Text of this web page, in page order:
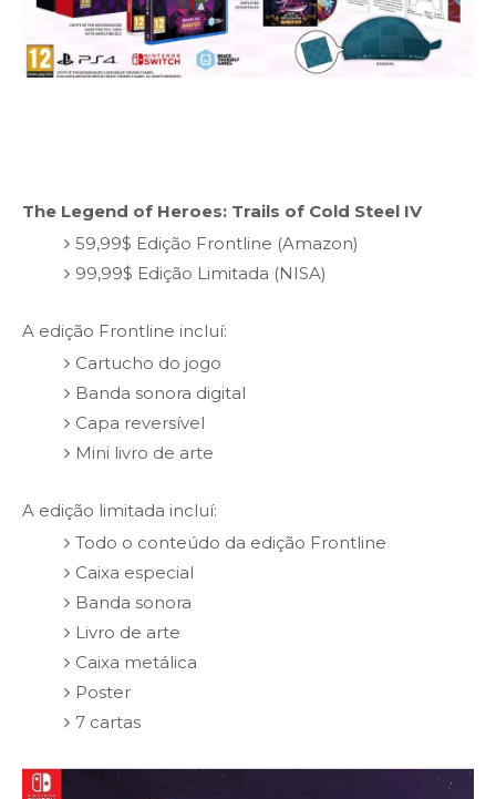
The Legend of Heroes: Trails of Cold Steel IV
59,99$ Edição Frontline (Amazon)
99,99$ Edição Limitada (NISA)
A edição Frontline incluí:
Cartucho do jogo
Banda sonora digital
Capa reversível
Mini livro de arte
A edição limitada incluí:
Todo o conteúdo da edição Frontline
Caixa especial
Banda sonora
Livro de arte
Caixa metálica
Poster
7 cartas